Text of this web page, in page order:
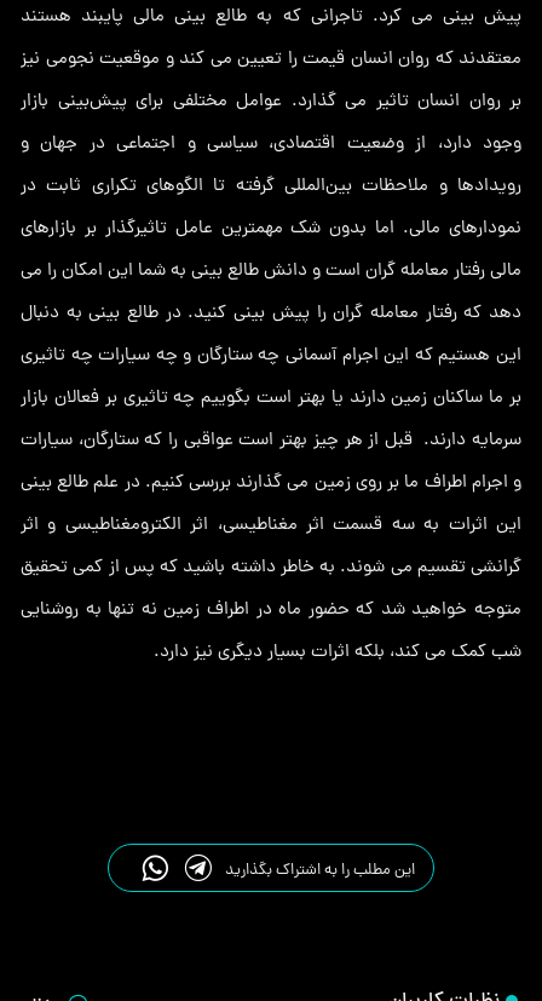
پیش بینی می کرد. تاجرانی که به طالع بینی مالی پایبند هستند
معتقدند که روان انسان قیمت را تعیین می کند و موقعیت نجومی نیز
بر روان انسان تاثیر می گذارد. عوامل مختلفی برای پیش‌بینی بازار
وجود دارد، از وضعیت اقتصادی، سیاسی و اجتماعی در جهان و
رویدادها و ملاحظات بین‌المللی گرفته تا الگوهای تکراری ثابت در
نمودارهای مالی. اما بدون شک مهمترین عامل تاثیرگذار بر بازارهای
مالی رفتار معامله گران است و دانش طالع بینی به شما این امکان را می
دهد که رفتار معامله گران را پیش بینی کنید. در طالع بینی به دنبال
این هستیم که این اجرام آسمانی چه ستارگان و چه سیارات چه تاثیری
بر ما ساکنان زمین دارند یا بهتر است بگوییم چه تاثیری بر فعالان بازار
سرمایه دارند. قبل از هر چیز بهتر است عواقبی را که ستارگان، سیارات
و اجرام اطراف ما بر روی زمین می گذارند بررسی کنیم. در علم طالع بینی
این اثرات به سه قسمت اثر مغناطیسی، اثر الکترومغناطیسی و اثر
گرانشی تقسیم می شوند. به خاطر داشته باشید که پس از کمی تحقیق
متوجه خواهید شد که حضور ماه در اطراف زمین نه تنها به روشنایی
شب کمک می کند، بلکه اثرات بسیار دیگری نیز دارد.
این مطلب را به اشتراک بگذارید